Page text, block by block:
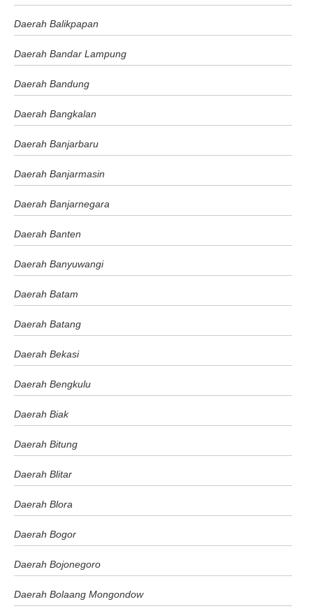
Daerah Balikpapan
Daerah Bandar Lampung
Daerah Bandung
Daerah Bangkalan
Daerah Banjarbaru
Daerah Banjarmasin
Daerah Banjarnegara
Daerah Banten
Daerah Banyuwangi
Daerah Batam
Daerah Batang
Daerah Bekasi
Daerah Bengkulu
Daerah Biak
Daerah Bitung
Daerah Blitar
Daerah Blora
Daerah Bogor
Daerah Bojonegoro
Daerah Bolaang Mongondow